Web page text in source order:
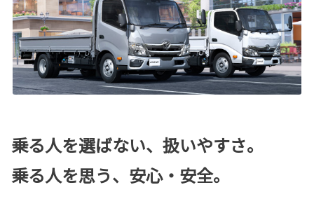
乗る人を選ばない、扱いやすさ。
乗る人を思う、安心・安全。